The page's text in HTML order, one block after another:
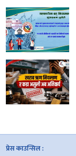
प्रेस काउन्सिल :